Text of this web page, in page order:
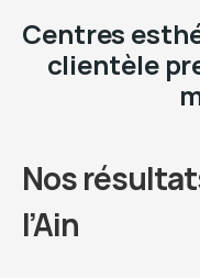
Centres
clientèle
Nos
l’Ain